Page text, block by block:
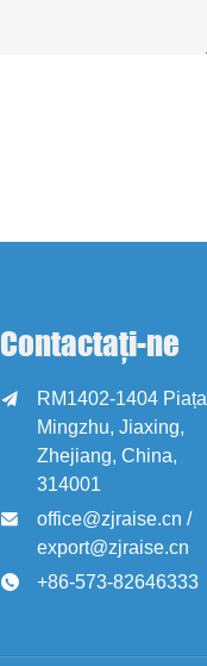
Contactați-ne

RM1402-1404 Piața
Mingzhu, Jiaxing,
Zhejiang, China,
314001

office@zjraise.cn /
export@zjraise.cn
 +86-573-82646333